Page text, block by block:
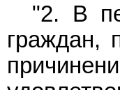
"2. В
граждан,